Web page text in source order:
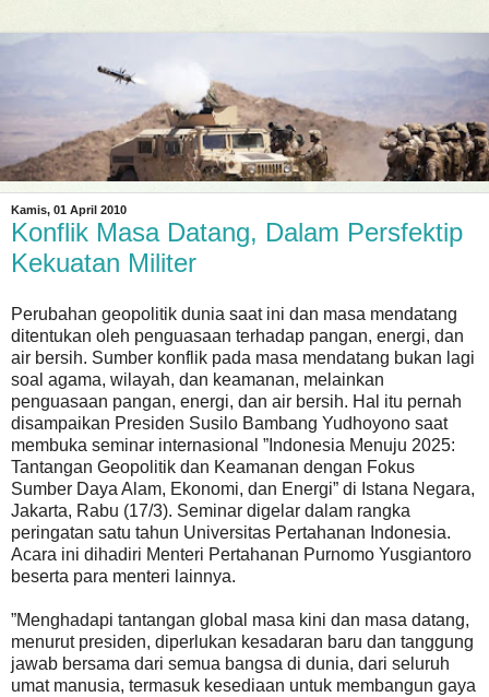
Kamis, 01 April 2010
Konflik Masa Datang, Dalam Persfektip
Kekuatan Militer
Perubahan geopolitik dunia saat ini dan masa mendatang
ditentukan oleh penguasaan terhadap pangan, energi, dan
air bersih. Sumber konflik pada masa mendatang bukan lagi
soal agama, wilayah, dan keamanan, melainkan
penguasaan pangan, energi, dan air bersih. Hal itu pernah
disampaikan Presiden Susilo Bambang Yudhoyono saat
membuka seminar internasional ”Indonesia Menuju 2025:
Tantangan Geopolitik dan Keamanan dengan Fokus
Sumber Daya Alam, Ekonomi, dan Energi” di Istana Negara,
Jakarta, Rabu (17/3). Seminar digelar dalam rangka
peringatan satu tahun Universitas Pertahanan Indonesia.
Acara ini dihadiri Menteri Pertahanan Purnomo Yusgiantoro
beserta para menteri lainnya.
”Menghadapi tantangan global masa kini dan masa datang,
menurut presiden, diperlukan kesadaran baru dan tanggung
jawab bersama dari semua bangsa di dunia, dari seluruh
umat manusia, termasuk kesediaan untuk membangun gaya